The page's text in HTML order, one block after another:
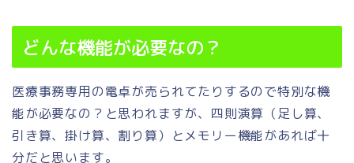
どんな機能が必要なの？
医療事務専用の電卓が売られてたりするので特別な機
能が必要なの？と思われますが、四則演算（足し算、
引き算、掛け算、割り算）とメモリー機能があれば十
分だと思います。